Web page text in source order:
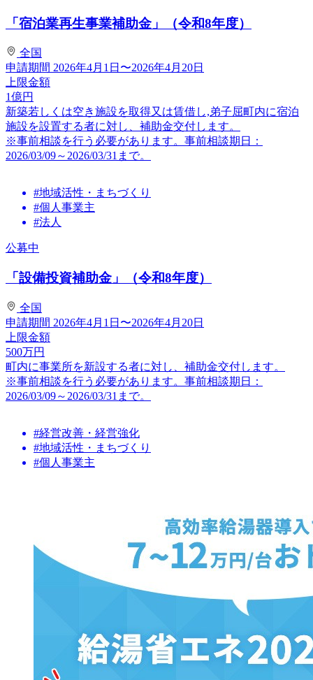
「宿泊業再生事業補助金」（令和8年度）
全国
申請期間 2026年4月1日〜2026年4月20日
上限金額
1億円
新築若しくは空き施設を取得又は賃借し,弟子屈町内に宿泊
施設を設置する者に対し、補助金交付します。
※事前相談を行う必要があります。事前相談期日：
2026/03/09～2026/03/31まで。
#地域活性・まちづくり
#個人事業主
#法人
公募中
「設備投資補助金」（令和8年度）
全国
申請期間 2026年4月1日〜2026年4月20日
上限金額
500万円
町内に事業所を新設する者に対し、補助金交付します。
※事前相談を行う必要があります。事前相談期日：
2026/03/09～2026/03/31まで。
#経営改善・経営強化
#地域活性・まちづくり
#個人事業主